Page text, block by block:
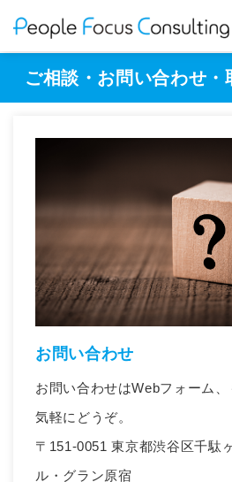
ご相談・お問い合わせ・
お問い合わせ
お問い合わせはWebフォーム
気軽にどうぞ。
〒151-0051東京都渋谷区千駄
ル・グラン原宿